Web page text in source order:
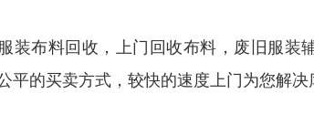
布料回收，上门回收布料，废旧服装
的买卖方式，较快的速度上门为您解决